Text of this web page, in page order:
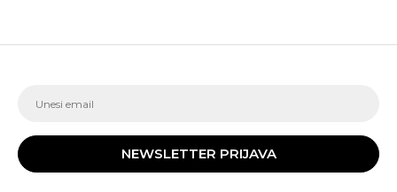
NEWSLETTER PRIJAVA